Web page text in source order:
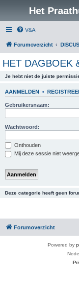
Het
V&A
Forumoverzicht
HET DAGBOEK
Je hebt niet de juiste
AANMELDEN •
Gebruikersnaam:
Wachtwoord:
Onthouden
Mij deze sessie niet
Deze categorie heeft geen
Forumoverzicht
Powered by